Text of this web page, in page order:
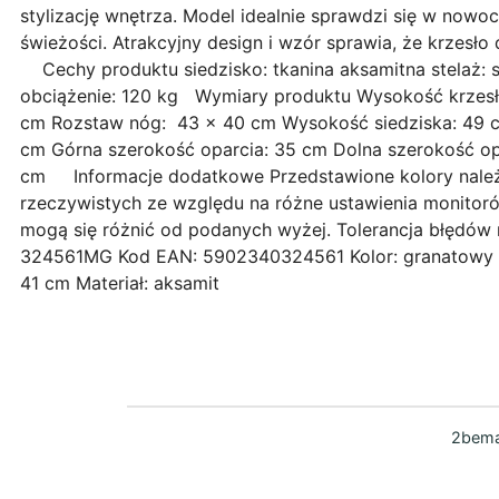
stylizację wnętrza. Model idealnie sprawdzi się w
świeżości. Atrakcyjny design i wzór sprawia, że
Cechy produktu siedzisko: tkanina aksamitna stelaż:
obciążenie: 120 kg Wymiary produktu Wysokość
cm Rozstaw nóg: 43 x 40 cm Wysokość siedziska: 49
cm Górna szerokość oparcia: 35 cm Dolna szerokość
cm Informacje dodatkowe Przedstawione kolory
rzeczywistych ze względu na różne ustawienia
mogą się różnić od podanych wyżej. Tolerancja
324561MG Kod EAN: 5902340324561 Kolor:
41 cm Materiał: aksamit